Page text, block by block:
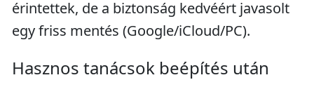
érintettek, de a biztonság kedvéért javasolt
egy friss mentés (Google/iCloud/PC).
Hasznos tanácsok beépítés után